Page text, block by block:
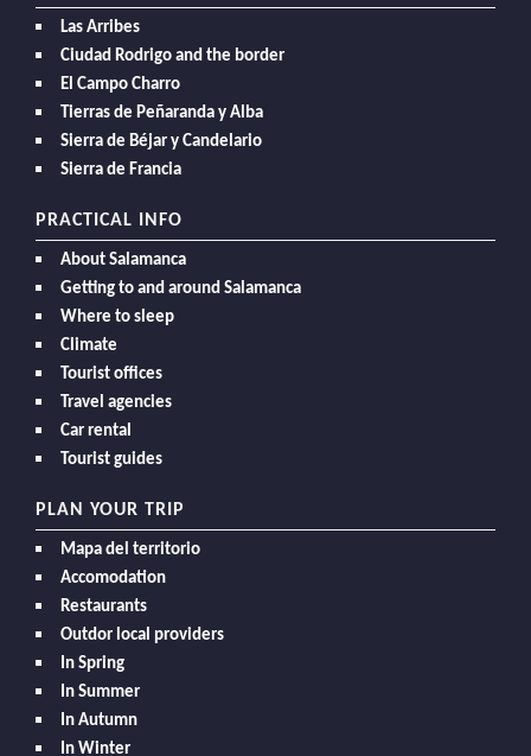
Las Arribes
Ciudad Rodrigo and the border
El Campo Charro
Tierras de Peñaranda y Alba
Sierra de Béjar y Candelario
Sierra de Francia
PRACTICAL INFO
About Salamanca
Getting to and around Salamanca
Where to sleep
Climate
Tourist offices
Travel agencies
Car rental
Tourist guides
PLAN YOUR TRIP
Mapa del territorio
Accomodation
Restaurants
Outdor local providers
In Spring
In Summer
In Autumn
In Winter